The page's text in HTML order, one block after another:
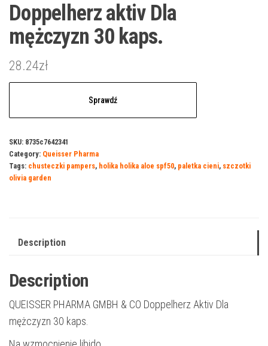
Doppelherz aktiv Dla
mężczyzn 30 kaps.
28.24zł
Sprawdź
SKU: 8735c7642341
Category: Queisser Pharma
Tags: chusteczki pampers, holika holika aloe spf50, paletka cieni, szczotki
olivia garden
Description
Description
QUEISSER PHARMA GMBH & CO Doppelherz Aktiv Dla
mężczyzn 30 kaps.